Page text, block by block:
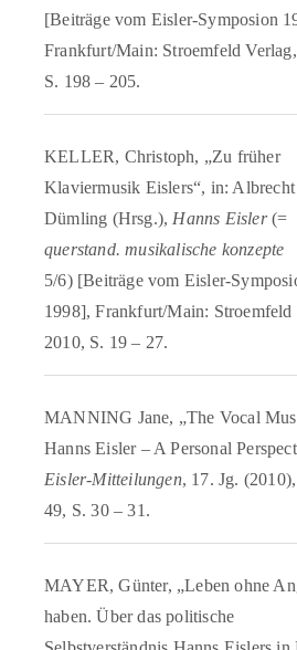
[Beiträge vom Eisler-Symposion
Frankfurt/Main: Stroemfeld
S. 198 – 205.
KELLER, Christoph, „Zu früher
Klaviermusik Eislers“, in: Albrecht
Dümling (Hrsg.), Hanns Eisler(=
querstand. musikalische konzepte
5/6) [Beiträge vom Eisler-
1998], Frankfurt/Main: Stroemfeld
2010, S. 19 – 27.
MANNING Jane, „The Vocal
Hanns Eisler – A Personal
Eisler-Mitteilungen, 17. Jg.
49, S. 30 – 31.
MAYER, Günter, „Leben ohne
haben. Über das politische